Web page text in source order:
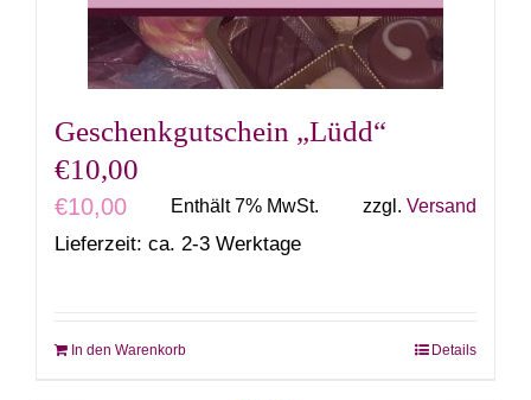
Geschenkgutschein „Lüdd“
€10,00
€10,00 Enthält 7% MwSt. zzgl. Versand
Lieferzeit: ca. 2-3 Werktage
In den Warenkorb Details